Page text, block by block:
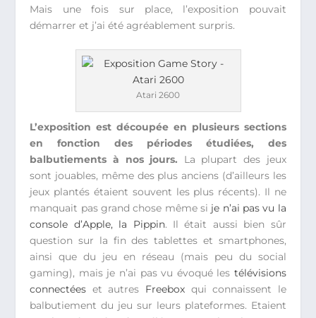
Mais une fois sur place, l’exposition pouvait
démarrer et j’ai été agréablement surpris.
Atari 2600
L’exposition est découpée en plusieurs sections
en fonction des périodes étudiées, des
balbutiements à nos jours. La plupart des jeux
sont jouables, même des plus anciens (d’ailleurs les
jeux plantés étaient souvent les plus récents). Il ne
manquait pas grand chose même si je n’ai pas vu la
console d’Apple, la Pippin. Il était aussi bien sûr
question sur la fin des tablettes et smartphones,
ainsi que du jeu en réseau (mais peu du social
gaming), mais je n’ai pas vu évoqué les télévisions
connectées et autres Freebox qui connaissent le
balbutiement du jeu sur leurs plateformes. Etaient